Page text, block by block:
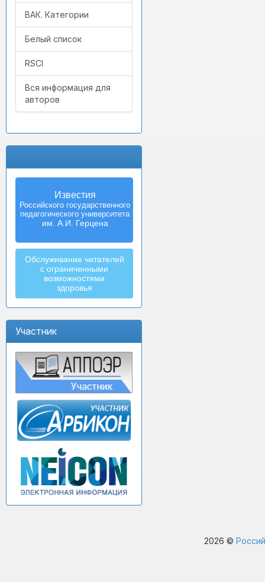
ВАК. Категории
Белый список
RSCI
Вся информация для
авторов
Известия
Российского государственного
педагогического университета
им. А.И. Герцена
Izvestia:
Herzen University
Journal of
Humanities & Sciences
Обслуживание читателей
с ограниченными
возможностями
здоровья
Участник
2026 ©